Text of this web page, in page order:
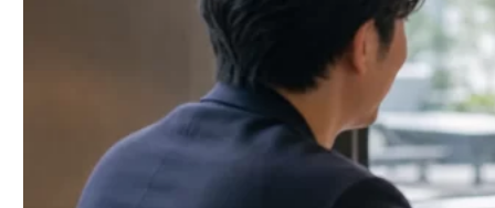
笑顔のトーンと声の大きさを店内に合わせる
仕事・キャリアに関する話題（深掘りせず軽
く触れる）
趣味・休日の過ごし方（共通点を探す王道）
パパ活を始めた理由・希望する関係性
パパのタイプ別（経営者・医師・会社員）に